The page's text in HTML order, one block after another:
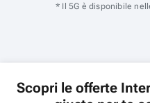
* Il 5G è disponibile
Scopri le offerte